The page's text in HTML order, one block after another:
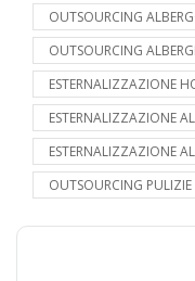
OUTSOURCING
OUTSOURCING
ESTERNALIZZAZIONE
ESTERNALIZZAZIONE
ESTERNALIZZAZIONE
OUTSOURCING